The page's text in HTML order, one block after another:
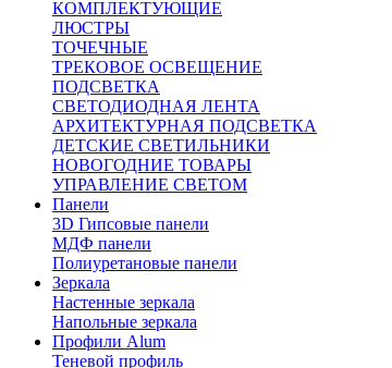
КОМПЛЕКТУЮЩИЕ
ЛЮСТРЫ
ТОЧЕЧНЫЕ
ТРЕКОВОЕ ОСВЕЩЕНИЕ
ПОДСВЕТКА
СВЕТОДИОДНАЯ ЛЕНТА
АРХИТЕКТУРНАЯ ПОДСВЕТКА
ДЕТСКИЕ СВЕТИЛЬНИКИ
НОВОГОДНИЕ ТОВАРЫ
УПРАВЛЕНИЕ СВЕТОМ
Панели
3D Гипсовые панели
МДФ панели
Полиуретановые панели
Зеркала
Настенные зеркала
Напольные зеркала
Профили Alum
Теневой профиль